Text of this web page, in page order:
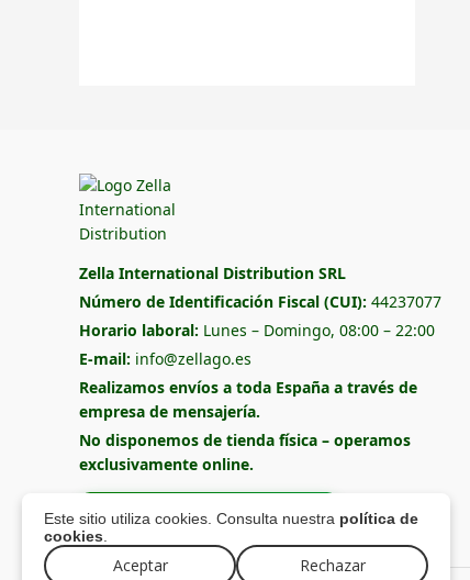
Este sitio utiliza cookies. Consulta nuestra política de
cookies
Aceptar Rechazar
Zella International Distribution SRL
Número de Identificación Fiscal (CUI): 44237077
Horario laboral: Lunes – Domingo, 08:00 – 22:00
E-mail: info@zellago.es
Realizamos envíos a toda España a través de
empresa de mensajería.
No disponemos de tienda física – operamos
exclusivamente online.
Formulario de contacto